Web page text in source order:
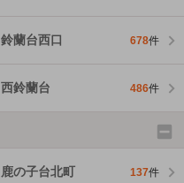
鈴蘭台西口 678件
西鈴蘭台 486件
鹿の子台北町 137件